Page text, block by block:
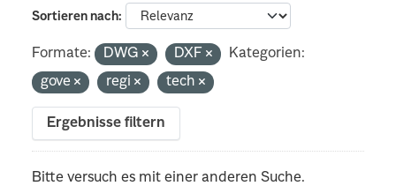
Sortieren nach
Formate: DWG DXF
Kategorien:
gove
regi tech
Ergebnisse filtern
Bitte versuch es mit einer anderen Suche.